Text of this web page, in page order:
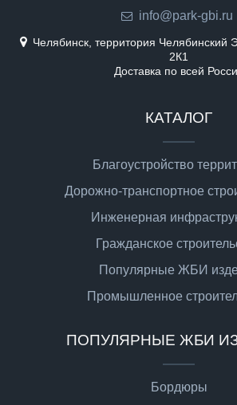
info@park-gbi.ru
Челябинск, территория Челябинский
2К1
Доставка по всей
КАТАЛОГ
Благоустройство
Дорожно-транспортное
Инженерная
Гражданское
Популярные ЖБИ
Промышленное
ПОПУЛЯРНЫЕ ЖБИ
Бордюры